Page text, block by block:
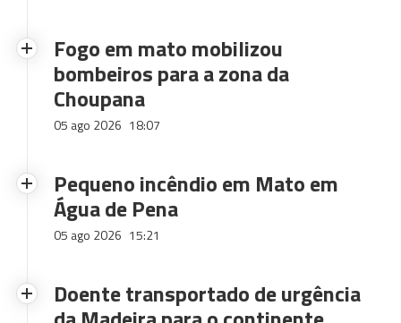
Fogo em mato mobilizou
bombeiros para a zona da
Choupana
05 ago 2026 18:07
Pequeno incêndio em Mato em
Água de Pena
05 ago 2026 15:21
Doente transportado de urgência